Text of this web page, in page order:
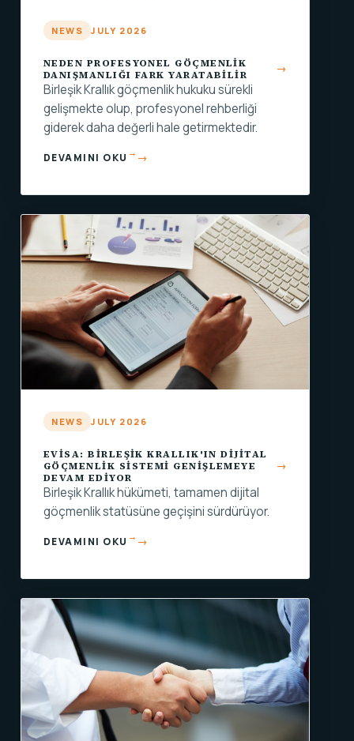
NEWS JULY 2026
NEDEN PROFESYONEL GÖÇMENLIK
DANIŞMANLIĞI FARK YARATABILIR
Birleşik Krallık göçmenlik hukuku sürekli
gelişmekte olup, profesyonel rehberliği
giderek daha değerli hale getirmektedir.
DEVAMINI OKU →
NEWS JULY 2026
EVISA: BIRLEŞIK KRALLIK'IN DIJITAL
GÖÇMENLIK SISTEMI GENIŞLEMEYE
DEVAM EDIYOR
Birleşik Krallık hükümeti, tamamen dijital
göçmenlik statüsüne geçişini sürdürüyor.
DEVAMINI OKU →